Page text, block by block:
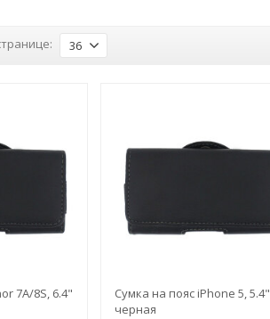
36
7A/8S, 6.4"
Сумка на пояс iPhone 5, 5.4"
черная